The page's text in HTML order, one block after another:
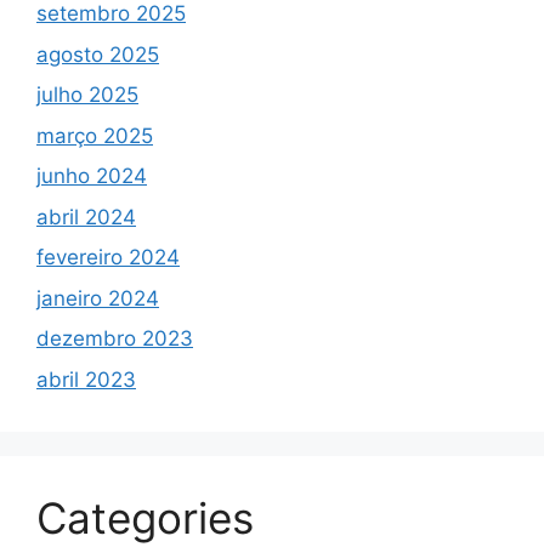
setembro 2025
agosto 2025
julho 2025
março 2025
junho 2024
abril 2024
fevereiro 2024
janeiro 2024
dezembro 2023
abril 2023
Categories